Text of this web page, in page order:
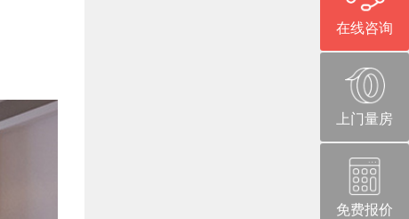
在线咨询
上门量房
免费报价